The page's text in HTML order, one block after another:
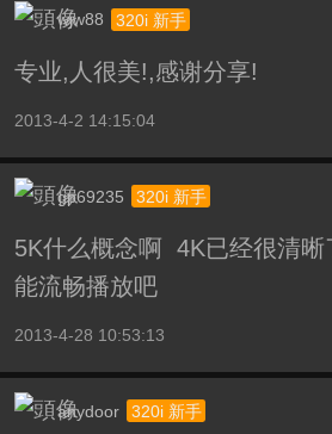
wjw88 320i 新手
专业,人很美!,感谢分享!
2013-4-2 14:15:04
gp69235 320i 新手
5K什么概念啊 4K已经很清
能流畅播放吧
2013-4-28 10:53:13
anydoor 320i 新手